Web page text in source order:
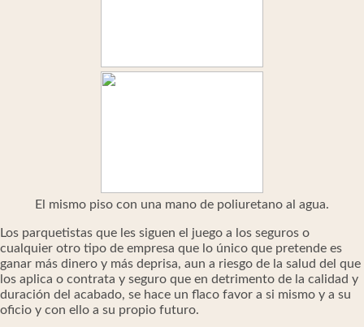
El mismo piso con una mano de poliuretano al agua.
Los parquetistas que les siguen el juego a los seguros o
cualquier otro tipo de empresa que lo único que pretende es
ganar más dinero y más deprisa, aun a riesgo de la salud del que
los aplica o contrata y seguro que en detrimento de la calidad y
duración del acabado, se hace un flaco favor a si mismo y a su
oficio y con ello a su propio futuro.